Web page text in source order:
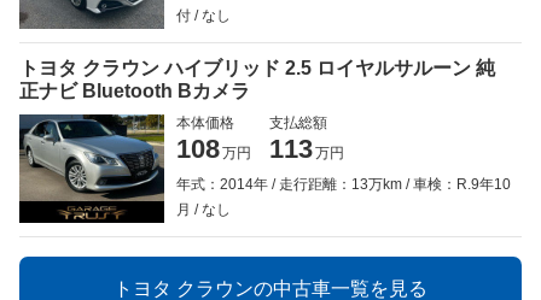
付
なし
トヨタ クラウン ハイブリッド 2.5 ロイヤルサルーン 純
正ナビ Bluetooth Bカメラ
本体価格
108万円
支払総額
113万円
年式：2014年
走行距離：13万km
車検：R.9年10
月
なし
トヨタ クラウンの中古車一覧を見る